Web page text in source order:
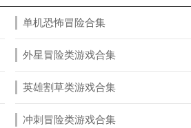
单机恐怖冒险合集
外星冒险类游戏合集
英雄割草类游戏合集
冲刺冒险类游戏合集